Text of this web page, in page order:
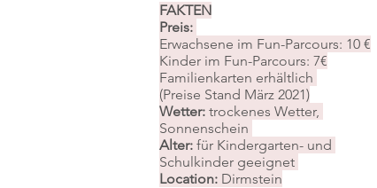
FAKTEN
Preis:
Erwachsene im Fun-Parcours: 10 €
Kinder im Fun-Parcours: 7€
Familienkarten erhältlich
(Preise Stand März 2021)
Wetter: trockenes Wetter,
Sonnenschein
Alter: für Kindergarten- und
Schulkinder geeignet
Location: Dirmstein